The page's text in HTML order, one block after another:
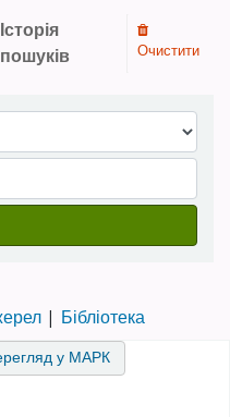
каталог
Історія
пошуків
Очистити
Бібліотека
у МАРК